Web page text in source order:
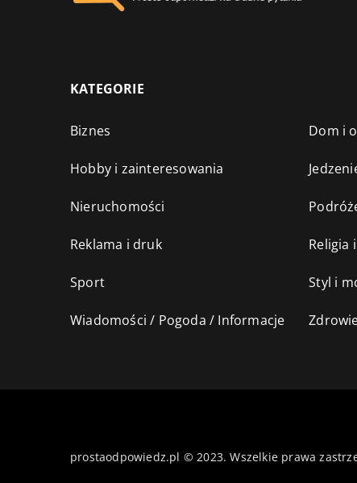
KATEGORIE
Biznes Dom i
Hobby i zainteresowania
Nieruchomości
Reklama i druk Religia
Sport Styl i
Wiadomości / Pogoda / Informacje
prostaodpowiedz.pl © 2023. Wszelkie prawa